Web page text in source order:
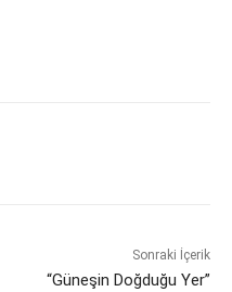
Sonraki İçerik
“Güneşin Doğduğu Yer”